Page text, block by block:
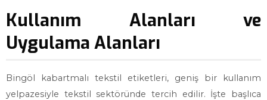
Kullanım Alanları ve
Uygulama Alanları
Bingöl kabartmalı tekstil etiketleri, geniş bir kullanım
yelpazesiyle tekstil sektöründe tercih edilir. İşte başlıca